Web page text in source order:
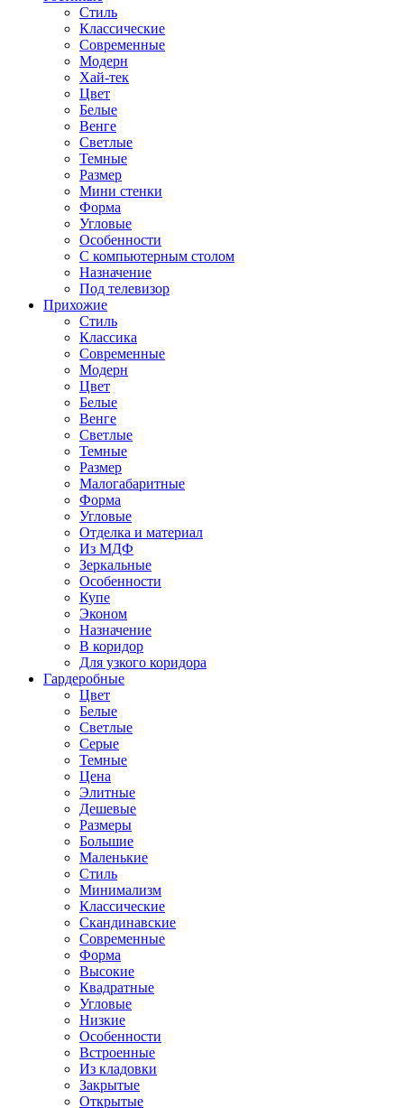
Стиль
Классические
Современные
Модерн
Хай-тек
Цвет
Белые
Венге
Светлые
Темные
Размер
Мини стенки
Форма
Угловые
Особенности
С компьютерным столом
Назначение
Под телевизор
Прихожие
Стиль
Классика
Современные
Модерн
Цвет
Белые
Венге
Светлые
Темные
Размер
Малогабаритные
Форма
Угловые
Отделка и материал
Из МДФ
Зеркальные
Особенности
Купе
Эконом
Назначение
В коридор
Для узкого коридора
Гардеробные
Цвет
Белые
Светлые
Серые
Темные
Цена
Элитные
Дешевые
Размеры
Большие
Маленькие
Стиль
Минимализм
Классические
Скандинавские
Современные
Форма
Высокие
Квадратные
Угловые
Низкие
Особенности
Встроенные
Из кладовки
Закрытые
Открытые